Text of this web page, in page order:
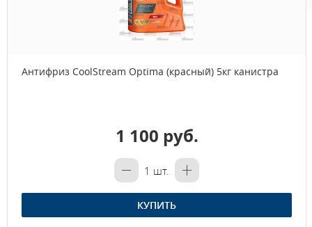
Антифриз CoolStream Optima (красный) 5кг канистра
1 100 руб.
1 шт.
КУПИТЬ